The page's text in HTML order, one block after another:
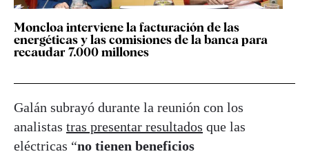
Moncloa interviene la facturación de las
energéticas y las comisiones de la banca para
recaudar 7.000 millones
Galán subrayó durante la reunión con los
analistas tras presentar resultados que las
eléctricas “no tienen beneficios